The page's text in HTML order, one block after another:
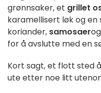
grønnsaker, et grillet
karamellisert løk og en
koriander, samosaer
for å avslutte med en
Kort sagt, et flott sted
ute etter noe litt